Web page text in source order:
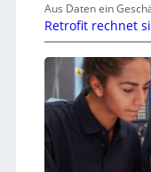
Aus Daten ein
Retrofit rechnet